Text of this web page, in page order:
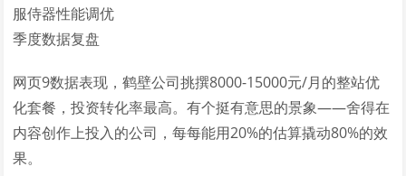
服侍器性能调优
季度数据复盘
网页9数据表现，鹤壁公司挑撰8000-15000元/月的整站优
化套餐，投资转化率最高。有个挺有意思的景象——舍得在
内容创作上投入的公司，每每能用20%的估算撬动80%的效
果。